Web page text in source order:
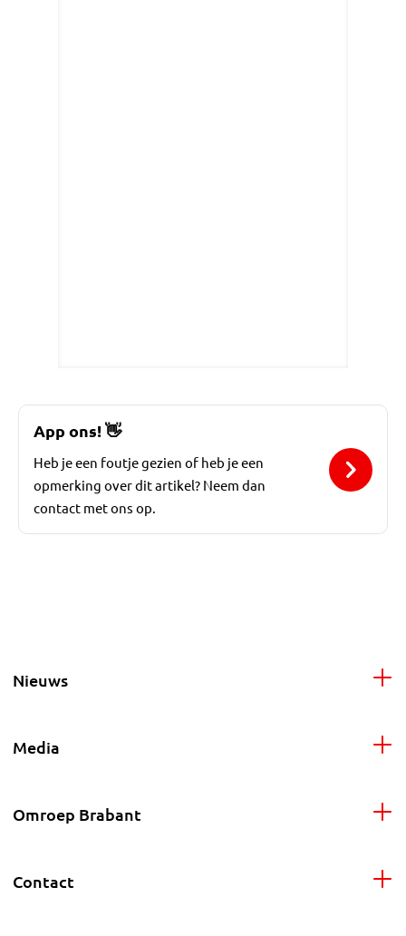
App ons!👋
Heb je een foutje gezien of heb je een
opmerking over dit artikel? Neem dan
contact met ons op.
Nieuws
Media
Omroep Brabant
Contact